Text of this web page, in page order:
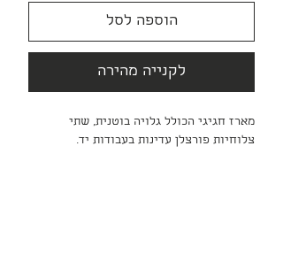
הוספה לסל
לקנייה מהירה
מארז חגיגי הכולל גלויה בוטנית, שתי
צלוחיות פורצלן עדינות בעבודות יד.